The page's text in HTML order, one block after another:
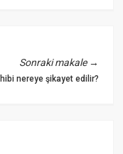
Sonraki makale→
nereye şikayet edilir?